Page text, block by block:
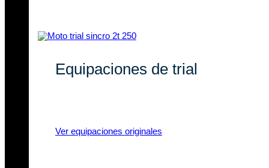
Equipaciones de trial
Ver equipaciones originales